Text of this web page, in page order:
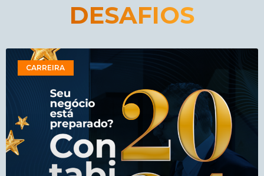
DESAFIOS
CARREIRA